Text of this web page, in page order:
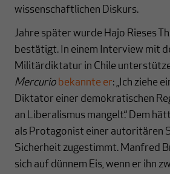
wissenschaftlichen Diskurs.
Jahre später wurde Hajo Rieses
bestätigt. In einem Interview mit
Militärdiktatur in Chile
Mercurio bekannte er: „Ich ziehe
Diktator einer demokratischen
an Liberalismus mangelt.“ Dem
als Protagonist einer autoritären
Sicherheit zugestimmt. Manfred
sich auf dünnem Eis, wenn er ihn